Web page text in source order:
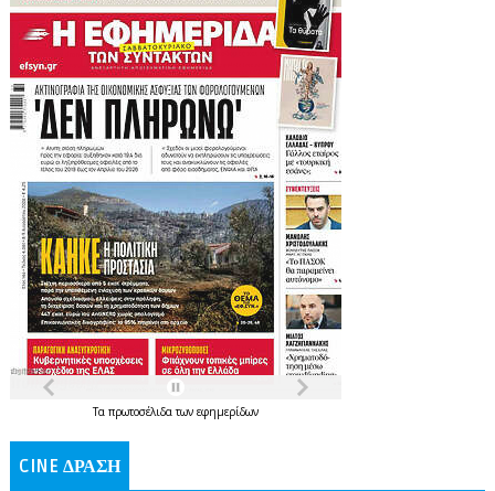
Τα πρωτοσέλιδατων εφημερίδων
CINE ΔΡΑΣΗ